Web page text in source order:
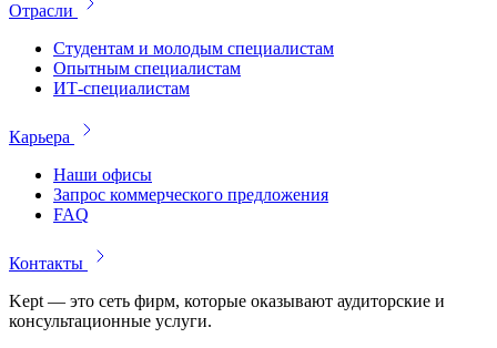
Отрасли
Студентам и молодым специалистам
Опытным специалистам
ИТ-специалистам
Карьера
Наши офисы
Запрос коммерческого предложения
FAQ
Контакты
Kept — это сеть фирм, которые оказывают аудиторские и
консультационные услуги.